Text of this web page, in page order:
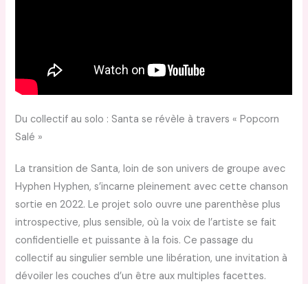
Du collectif au solo : Santa se révèle à travers « Popcorn
Salé »
La transition de Santa, loin de son univers de groupe avec
Hyphen Hyphen, s’incarne pleinement avec cette chanson
sortie en 2022. Le projet solo ouvre une parenthèse plus
introspective, plus sensible, où la voix de l’artiste se fait
confidentielle et puissante à la fois. Ce passage du
collectif au singulier semble une libération, une invitation à
dévoiler les couches d’un être aux multiples facettes.